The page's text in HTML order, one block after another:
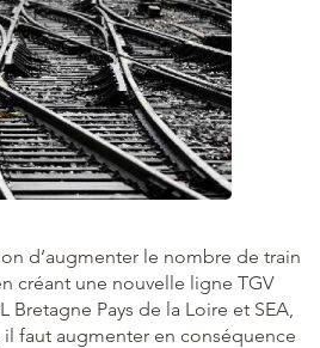
d’augmenter le nombre de train
créant une nouvelle ligne TGV
Bretagne Pays de la Loire et SEA,
faut augmenter en conséquence